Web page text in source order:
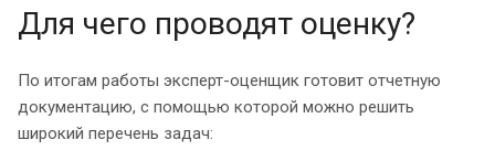
Для чего проводят оценку?
По итогам работы эксперт-оценщик готовит отчетную
документацию, с помощью которой можно решить
широкий перечень задач: